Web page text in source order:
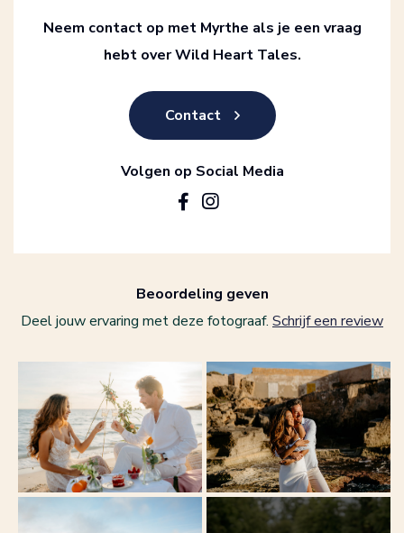
Neem contact op met Myrthe als je een vraag
hebt over Wild Heart Tales.
Contact
Volgen op Social Media
Beoordeling geven
Deel jouw ervaring met deze fotograaf. Schrijf een review